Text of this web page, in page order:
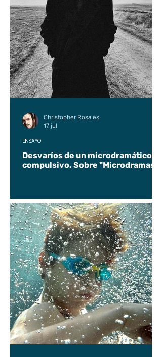
Desvaríos de un microdramático
compulsivo. Sobre "Microdramas".
ENSAYO
Christopher Rosales
17 jul